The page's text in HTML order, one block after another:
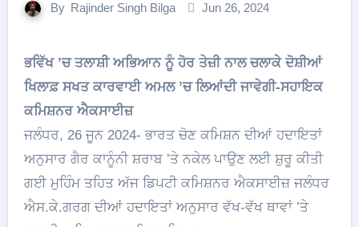
By Rajinder Singh Bilga Jun 26, 2024
ਭਵਿੱਖ ’ਚ ਤਲਾਸ਼ੀ ਅਭਿਆਨ ਨੂੰ ਹੋਰ ਤੇਜ਼ੀ ਨਾਲ ਚਲਾਕੇ ਦੋਸ਼ੀਆਂ
ਖਿਲਾਫ਼ ਸਖਤ ਕਾਰਵਾਈ ਅਮਲ ’ਚ ਲਿਆਂਦੀ ਜਾਵੇਗੀ-ਸਹਾਇਕ
ਕਮਿਸ਼ਨਰ ਐਕਸਾਈਜ਼
ਜਲੰਧਰ, 26 ਜੂਨ 2024- ਭਾਰਤ ਚੋਣ ਕਮਿਸ਼ਨ ਦੀਆਂ ਹਦਾਇਤਾਂ
ਅਨੁਸਾਰ ਗੈਰ ਕਾਨੂੰਨੀ ਸ਼ਰਾਬ ’ਤੇ ਨਕੇਲ ਪਾਉਣ ਲਈ ਸ਼ੁਰੂ ਕੀਤੀ
ਗਈ ਮੁਹਿੰਮ ਤਹਿਤ ਅੱਜ ਡਿਪਟੀ ਕਮਿਸ਼ਨਰ ਐਕਸਾਈਜ਼ ਜਲੰਧਰ
ਐਸ.ਕੇ.ਗਰਗ ਦੀਆਂ ਹਦਾਇਤਾਂ ਅਨੁਸਾਰ ਵੱਖ-ਵੱਖ ਥਾਵਾਂ ’ਤੇ